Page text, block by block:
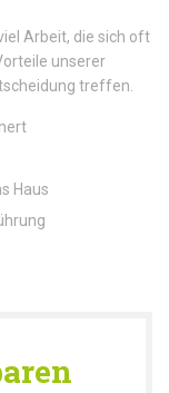
Arbeit, die sich oft
unserer
treffen.
Haus